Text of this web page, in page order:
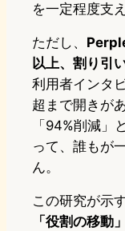
を一定程度支
ただし、
以上、割り引
利用者インタ
超まで開きが
「94%削減」
って、誰もが
ん。
この研究が示
「役割の移動」